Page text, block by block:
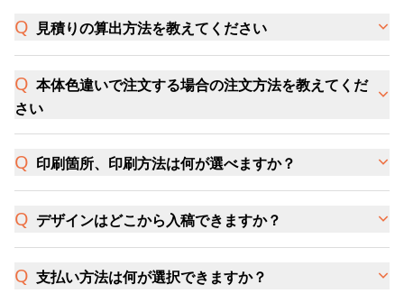
見積りの算出方法を教えてください
本体色違いで注文する場合の注文方法を教えてくだ
さい
印刷箇所、印刷方法は何が選べますか？
デザインはどこから入稿できますか？
支払い方法は何が選択できますか？